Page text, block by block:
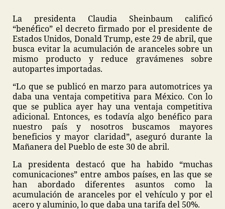
La presidenta Claudia Sheinbaum calificó
“benéfico” el decreto firmado por el presidente de
Estados Unidos, Donald Trump, este 29 de abril, que
busca evitar la acumulación de aranceles sobre un
mismo producto y reduce gravámenes sobre
autopartes importadas.
“Lo que se publicó en marzo para automotrices ya
daba una ventaja competitiva para México. Con lo
que se publica ayer hay una ventaja competitiva
adicional. Entonces, es todavía algo benéfico para
nuestro país y nosotros buscamos mayores
beneficios y mayor claridad”, aseguró durante la
Mañanera del Pueblo de este 30 de abril.
La presidenta destacó que ha habido “muchas
comunicaciones” entre ambos países, en las que se
han abordado diferentes asuntos como la
acumulación de aranceles por el vehículo y por el
acero y aluminio, lo que daba una tarifa del 50%.